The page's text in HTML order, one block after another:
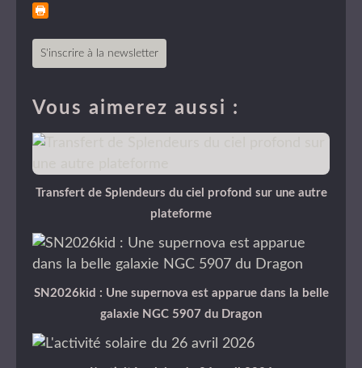
S'inscrire à la newsletter
Vous aimerez aussi :
Transfert de Splendeurs du ciel profond sur une autre
plateforme
SN2026kid : Une supernova est apparue dans la belle
galaxie NGC 5907 du Dragon